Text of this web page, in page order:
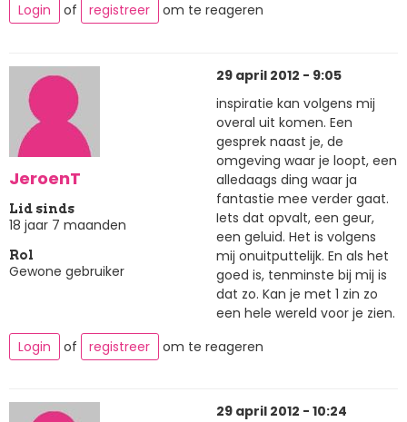
Login
of registreer om te reageren
JeroenT
Lid sinds
18 jaar 7 maanden
Rol
Gewone gebruiker
29 april 2012 - 9:05
inspiratie kan volgens mij
overal uit komen. Een
gesprek naast je, de
omgeving waar je loopt, een
alledaags ding waar ja
fantastie mee verder gaat.
Iets dat opvalt, een geur,
een geluid. Het is volgens
mij onuitputtelijk. En als het
goed is, tenminste bij mij is
dat zo. Kan je met 1 zin zo
een hele wereld voor je zien.
Login
of registreer om te reageren
29 april 2012 - 10:24